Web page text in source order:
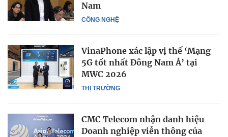
CÔNG NGHỆ
Nam
THỊ TRƯỜNG
VinaPhone xác lập vị thế ‘Mạng
5G tốt nhất Đông Nam Á’ tại
MWC 2026
CMC Telecom nhận danh hiệu
Doanh nghiệp viễn thông của